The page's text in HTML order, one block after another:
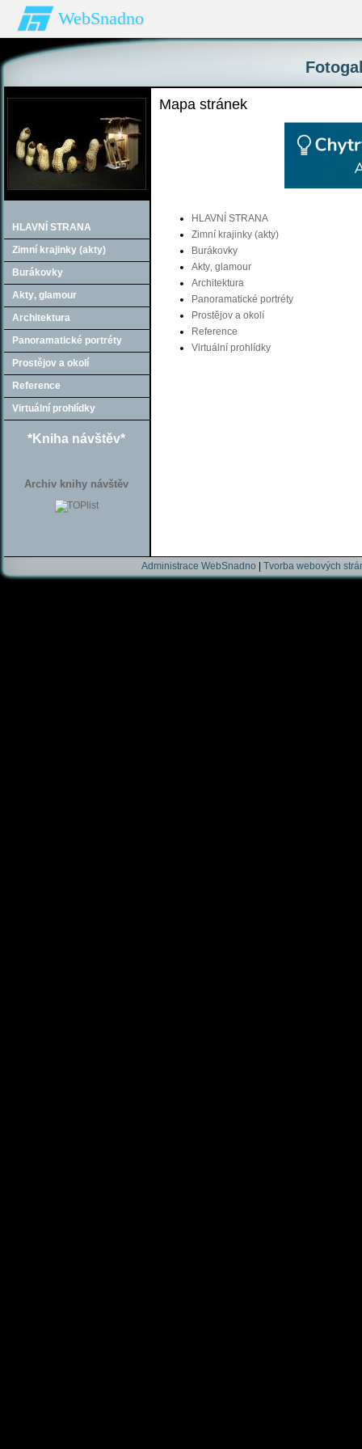
WebSnadno
HLAVNÍ STRANA
Zimní krajinky (akty)
Burákovky
Akty‚ glamour
Architektura
Panoramatické portréty
Prostějov a okolí
Reference
Virtuální prohlídky
*Kniha návštěv*
Archiv knihy návštěv
Mapa stránek
HLAVNÍ STRANA
Zimní krajinky (akty)
Burákovky
Akty‚ glamour
Architektura
Panoramatické portréty
Prostějov a okolí
Reference
Virtuální prohlídky
Administrace WebSnadno Tvorba webových